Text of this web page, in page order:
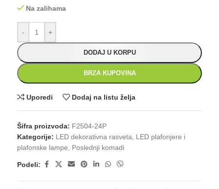
Na zalihama
- +
DODAJ U KORPU
BRZA KUPOVINA
Uporedi Dodaj na listu želja
Šifra proizvoda: F2504-24P
Kategorije: LED dekorativna rasveta
LED plafonjere i
plafonske lampe
Poslednji komadi
Podeli: